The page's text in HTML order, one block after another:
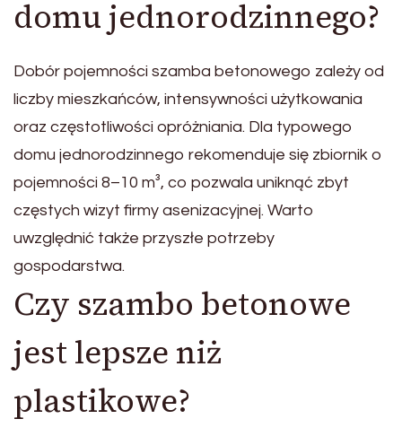
domu jednorodzinnego?
Dobór pojemności szamba betonowego zależy od
liczby mieszkańców, intensywności użytkowania
oraz częstotliwości opróżniania. Dla typowego
domu jednorodzinnego rekomenduje się zbiornik o
pojemności 8–10 m³, co pozwala uniknąć zbyt
częstych wizyt firmy asenizacyjnej. Warto
uwzględnić także przyszłe potrzeby
gospodarstwa.
Czy szambo betonowe
jest lepsze niż
plastikowe?